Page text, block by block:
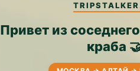
Привет из
краба